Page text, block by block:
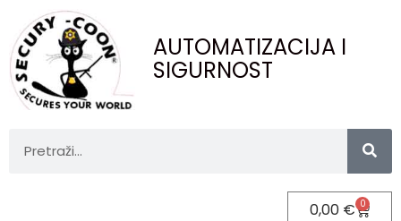
AUTOMATIZACIJA I
SIGURNOST
0,00 € 0